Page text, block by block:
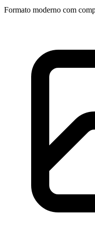
Formato moderno com